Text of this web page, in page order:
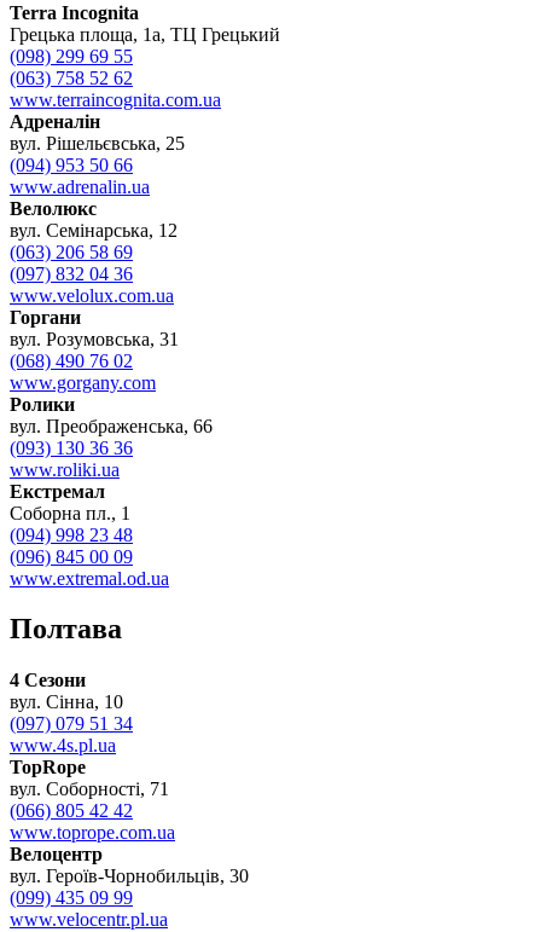
Terra Incognita
Грецька площа, 1а, ТЦ Грецький
(098) 299 69 55
(063) 758 52 62
www.terraincognita.com.ua
Адреналін
вул. Рішельєвська, 25
(094) 953 50 66
www.adrenalin.ua
Велолюкс
вул. Семінарська, 12
(063) 206 58 69
(097) 832 04 36
www.velolux.com.ua
Горгани
вул. Розумовська, 31
(068) 490 76 02
www.gorgany.com
Ролики
вул. Преображенська, 66
(093) 130 36 36
www.roliki.ua
Екстремал
Соборна пл., 1
(094) 998 23 48
(096) 845 00 09
www.extremal.od.ua
Полтава
4 Сезони
вул. Сінна, 10
(097) 079 51 34
www.4s.pl.ua
TopRope
вул. Соборності, 71
(066) 805 42 42
www.toprope.com.ua
Велоцентр
вул. Героїв-Чорнобильців, 30
(099) 435 09 99
www.velocentr.pl.ua